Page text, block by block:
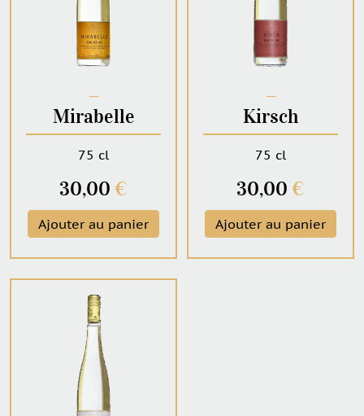
─
Mirabelle
75 cl
30,00 €
Ajouter au panier
─
Kirsch
75 cl
30,00 €
Ajouter au panier